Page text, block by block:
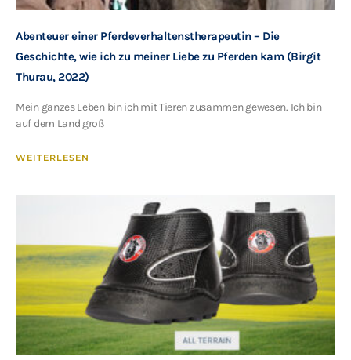
Abenteuer einer Pferdeverhaltenstherapeutin – Die
Geschichte, wie ich zu meiner Liebe zu Pferden kam (Birgit
Thurau, 2022)
Mein ganzes Leben bin ich mit Tieren zusammen gewesen. Ich bin
auf dem Land groß
WEITERLESEN